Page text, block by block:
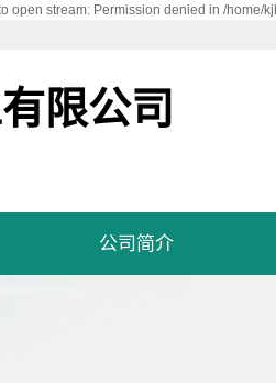
stream: Permission denied in /
限公司
公司简介